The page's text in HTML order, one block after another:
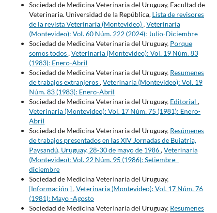
Sociedad de Medicina Veterinaria del Uruguay, Facultad de
Veterinaria. Universidad de la República, Lista de revisores
de la revista Veterinaria (Montevideo),Veterinaria
(Montevideo): Vol. 60 Núm. 222 (2024): Julio-Diciembre
Sociedad de Medicina Veterinaria del Uruguay, Porque
somos todos,Veterinaria (Montevideo): Vol. 19 Núm. 83
(1983): Enero-Abril
Sociedad de Medicina Veterinaria del Uruguay, Resumenes
de trabajos extranjeros,Veterinaria (Montevideo): Vol. 19
Núm. 83 (1983): Enero-Abril
Sociedad de Medicina Veterinaria del Uruguay, Editorial ,
Veterinaria (Montevideo): Vol. 17 Núm. 75 (1981): Enero-
Abril
Sociedad de Medicina Veterinaria del Uruguay, Resúmenes
de trabajos presentados en las XIV Jornadas de Buiatría,
Paysandú, Uruguay, 28-30 de mayo de 1986,Veterinaria
(Montevideo): Vol. 22 Núm. 95 (1986): Setiembre -
diciembre
Sociedad de Medicina Veterinaria del Uruguay,
[Información ],Veterinaria (Montevideo): Vol. 17 Núm. 76
(1981): Mayo -Agosto
Sociedad de Medicina Veterinaria del Uruguay, Resumenes